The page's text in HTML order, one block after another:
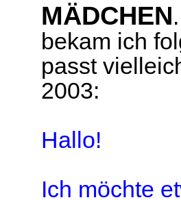
MÄDCHEN
bekam ich
passt
2003:
Hallo!
Ich möchte